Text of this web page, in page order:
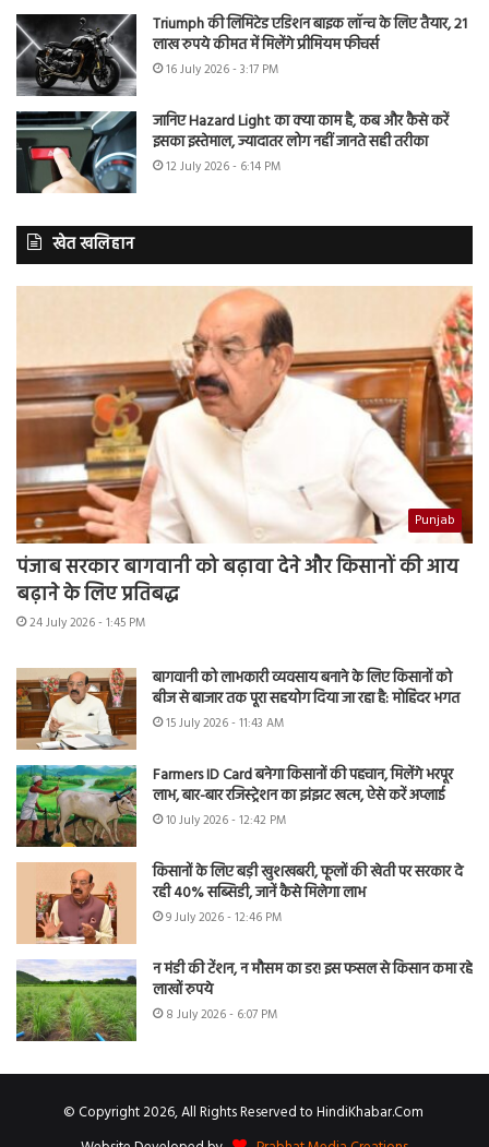
Triumph की लिमिटेड एडिशन बाइक लॉन्च के लिए तैयार, 21
लाख रुपये कीमत में मिलेंगे प्रीमियम फीचर्स
16 July 2026 - 3:17 PM
जानिए Hazard Light का क्या काम है, कब और कैसे करें
इसका इस्तेमाल, ज्यादातर लोग नहीं जानते सही तरीका
12 July 2026 - 6:14 PM
खेत खलिहान
Punjab
पंजाब सरकार बागवानी को बढ़ावा देने और किसानों की आय
बढ़ाने के लिए प्रतिबद्ध
24 July 2026 - 1:45 PM
बागवानी को लाभकारी व्यवसाय बनाने के लिए किसानों को
बीज से बाजार तक पूरा सहयोग दिया जा रहा है: मोहिंदर भगत
15 July 2026 - 11:43 AM
Farmers ID Card बनेगा किसानों की पहचान, मिलेंगे भरपूर
लाभ, बार-बार रजिस्ट्रेशन का झंझट खत्म, ऐसे करें अप्लाई
10 July 2026 - 12:42 PM
किसानों के लिए बड़ी खुशखबरी, फूलों की खेती पर सरकार दे
रही 40% सब्सिडी, जानें कैसे मिलेगा लाभ
9 July 2026 - 12:46 PM
न मंडी की टेंशन, न मौसम का डर! इस फसल से किसान कमा रहे
लाखों रुपये
8 July 2026 - 6:07 PM
© Copyright 2026, All Rights Reserved to HindiKhabar.Com